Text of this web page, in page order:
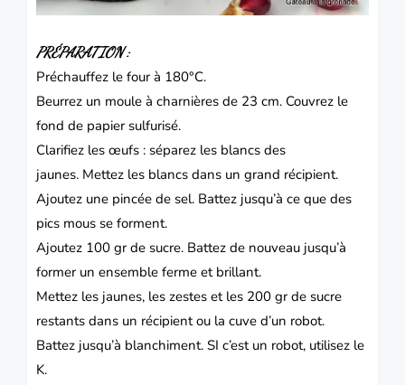
PRÉPARATION :
Préchauffez le four à 180°C.
Beurrez un moule à charnières de 23 cm. Couvrez le
fond de papier sulfurisé.
Clarifiez les œufs : séparez les blancs des
jaunes. Mettez les blancs dans un grand récipient.
Ajoutez une pincée de sel. Battez jusqu’à ce que des
pics mous se forment.
Ajoutez 100 gr de sucre. Battez de nouveau jusqu’à
former un ensemble ferme et brillant.
Mettez les jaunes, les zestes et les 200 gr de sucre
restants dans un récipient ou la cuve d’un robot.
Battez jusqu’à blanchiment. SI c’est un robot, utilisez le
K.